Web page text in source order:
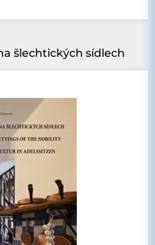
šlechtických sídlech